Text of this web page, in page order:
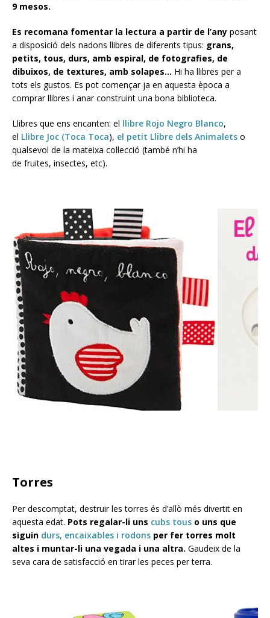
9 mesos.
Es recomana fomentar la lectura a partir de l’any posant
a disposició dels nadons llibres de diferents tipus: grans,
petits, tous, durs, amb espiral, de fotografies, de
dibuixos, de textures, amb solapes… Hi ha llibres per a
tots els gustos. Es pot començar ja en aquesta època a
comprar llibres i anar construint una bona biblioteca.
Llibres que ens encanten: el llibre Rojo Negro Blanco,
el Llibre Joc (Toca Toca), el petit Llibre dels Animalets o
qualsevol de la mateixa col·lecció (també n’hi ha
de fruites, insectes, etc).
Torres
Per descomptat, destruir les torres és d’allò més divertit en
aquesta edat. Pots regalar-li uns cubs tous o uns que
siguin durs, encaixables i rodons per fer torres molt
altes i muntar-li una vegada i una altra. Gaudeix de la
seva cara de satisfacció en tirar les peces per terra.